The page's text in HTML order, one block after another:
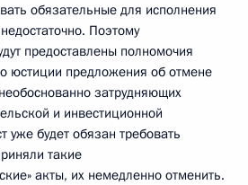
обязательные для исполнения
Поэтому
предоставлены полномочия
юстиции предложения об отмене
затрудняющих
и инвестиционной
уже будет обязан требовать
такие
акты, их немедленно отменить.